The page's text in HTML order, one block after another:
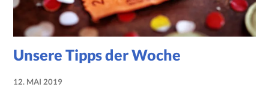
Unsere Tipps der Woche
12. MAI 2019